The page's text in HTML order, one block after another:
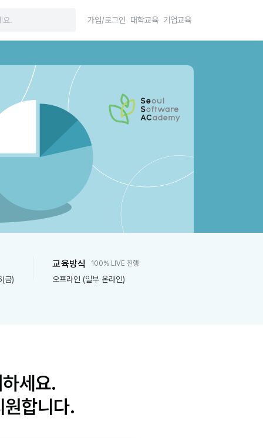
가입/로그인 대학교육 기업교육
금)
교육방식 100% LIVE 진행
오프라인 (일부 온라인)
세요.
합니다.